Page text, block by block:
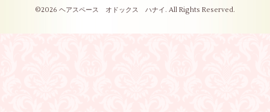
©2026 ヘアスペース オドックス ハナイ . All Rights Reserved.